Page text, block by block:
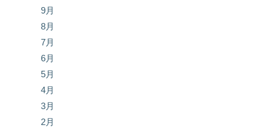
9月
8月
7月
6月
5月
4月
3月
2月